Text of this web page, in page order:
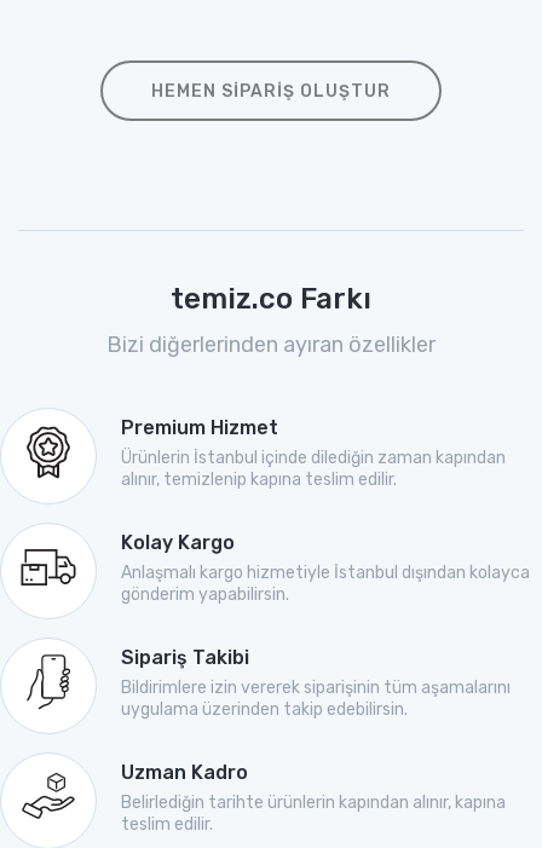
HEMEN SIPARIŞ OLUŞTUR
temiz.co Farkı
Bizi diğerlerinden ayıran özellikler
Premium Hizmet
Ürünlerin İstanbul içinde dilediğin zaman kapından
alınır, temizlenip kapına teslim edilir.
Kolay Kargo
Anlaşmalı kargo hizmetiyle İstanbul dışından kolayca
gönderim yapabilirsin.
Sipariş Takibi
Bildirimlere izin vererek siparişinin tüm aşamalarını
uygulama üzerinden takip edebilirsin.
Uzman Kadro
Belirlediğin tarihte ürünlerin kapından alınır, kapına
teslim edilir.